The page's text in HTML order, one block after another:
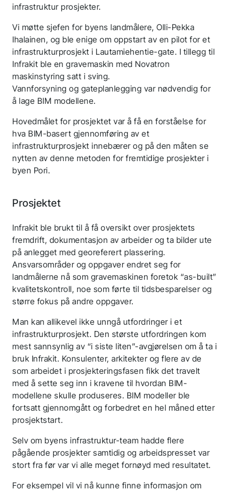
infrastruktur prosjekter.
Vi møtte sjefen for byens landmålere, Olli-Pekka
Ihalainen, og ble enige om oppstart av en pilot for et
infrastrukturprosjekt i Lautamiehentie-gate. I tillegg til
Infrakit ble en gravemaskin med Novatron
maskinstyring satt i sving.
Vannforsyning og gateplanlegging var nødvendig for
å lage BIM modellene.
Hovedmålet for prosjektet var å få en forståelse for
hva BIM-basert gjennomføring av et
infrastrukturprosjekt innebærer og på den måten se
nytten av denne metoden for fremtidige prosjekter i
byen Pori.
Prosjektet
Infrakit ble brukt til å få oversikt over prosjektets
fremdrift, dokumentasjon av arbeider og ta bilder ute
på anlegget med georeferert plassering.
Ansvarsområder og oppgaver endret seg for
landmålerne nå som gravemaskinen foretok “as-built”
kvalitetskontroll, noe som førte til tidsbesparelser og
større fokus på andre oppgaver.
Man kan allikevel ikke unngå utfordringer i et
infrastrukturprosjekt. Den største utfordringen kom
mest sannsynlig av “i siste liten”-avgjørelsen om å ta i
bruk Infrakit. Konsulenter, arkitekter og flere av de
som arbeidet i prosjekteringsfasen fikk det travelt
med å sette seg inn i kravene til hvordan BIM-
modellene skulle produseres. BIM modeller ble
fortsatt gjennomgått og forbedret en hel måned etter
prosjektstart.
Selv om byens infrastruktur-team hadde flere
pågående prosjekter samtidig og arbeidspresset var
stort fra før var vi alle meget fornøyd med resultatet.
For eksempel vil vi nå kunne finne informasjon om